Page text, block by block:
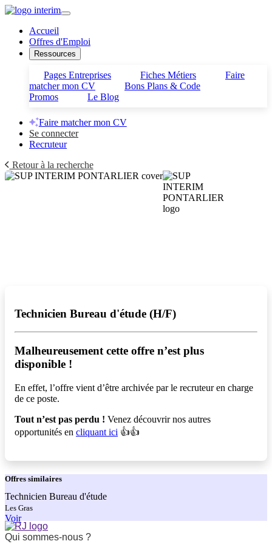
Accueil
Offres d'Emploi
Ressources
Pages Entreprises Fiches Métiers
Faire
matcher mon CV
Bons Plans & Code
Promos
Le Blog
Faire matcher mon CV
Se connecter
Recruteur
Retour à la recherche
Technicien Bureau d'étude (H/F)
Malheureusement cette offre n’est plus
disponible !️
En effet, l’offre vient d’être archivée par le recruteur en charge
de ce poste.
Tout n’est pas perdu ! Venez découvrir nos autres
opportunités en cliquant ici 👍👍
Offres similaires
Technicien Bureau d'étude
Les Gras
Voir
Qui sommes-nous ?